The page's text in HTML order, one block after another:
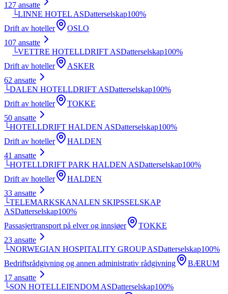
127 ansatte
└LINNE HOTEL ASDatterselskap100%
Drift av hoteller
OSLO
107 ansatte
└VETTRE HOTELLDRIFT ASDatterselskap100%
Drift av hoteller
ASKER
62 ansatte
└DALEN HOTELLDRIFT ASDatterselskap100%
Drift av hoteller
TOKKE
50 ansatte
└HOTELLDRIFT HALDEN ASDatterselskap100%
Drift av hoteller
HALDEN
41 ansatte
└HOTELLDRIFT PARK HALDEN ASDatterselskap100%
Drift av hoteller
HALDEN
33 ansatte
└TELEMARKSKANALEN SKIPSSELSKAP
ASDatterselskap100%
Passasjertransport på elver og innsjøer
TOKKE
23 ansatte
└NORWEGIAN HOSPITALITY GROUP ASDatterselskap100%
Bedriftsrådgivning og annen administrativ rådgivning
BÆRUM
17 ansatte
└SON HOTELLEIENDOM ASDatterselskap100%